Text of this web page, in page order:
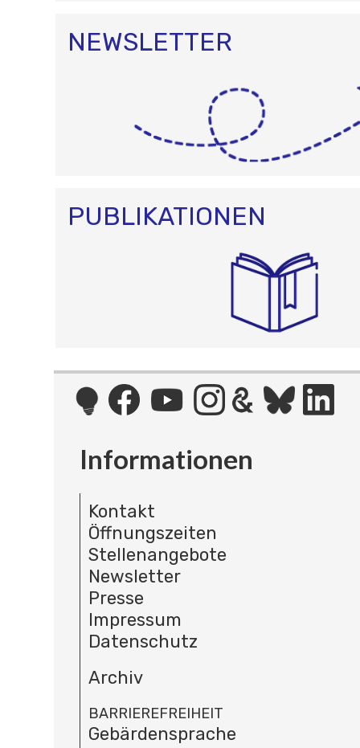
NEWSLETTER
PUBLIKATIONEN
Informationen
Kontakt
Öffnungszeiten
Stellenangebote
Newsletter
Presse
Impressum
Datenschutz
Archiv
BARRIEREFREIHEIT
Gebärdensprache